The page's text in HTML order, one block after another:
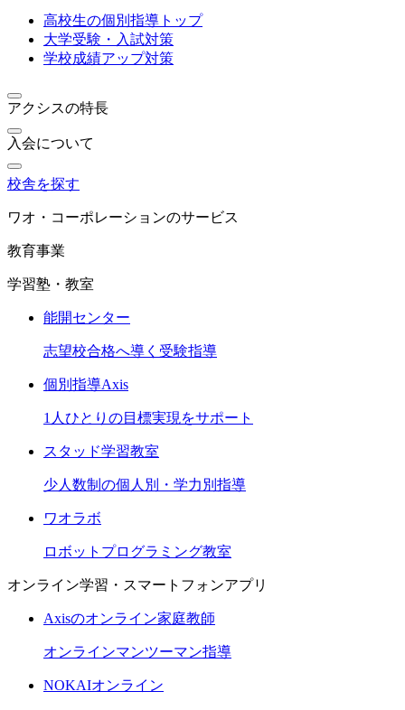
高校生の個別指導トップ
大学受験・入試対策
学校成績アップ対策
アクシスの特長
入会について
校舎を探す
ワオ・コーポレーションのサービス
教育事業
学習塾・教室
能開センター
志望校合格へ導く受験指導
個別指導Axis
1人ひとりの目標実現をサポート
スタッド学習教室
少人数制の個人別・学力別指導
ワオラボ
ロボットプログラミング教室
オンライン学習・スマートフォンアプリ
Axisのオンライン家庭教師
オンラインマンツーマン指導
NOKAIオンライン